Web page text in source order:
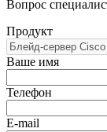
Вопрос
Продукт
Ваше имя
Телефон
E-mail